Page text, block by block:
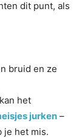
dit punt, als
bruid en ze
het
jurken –
je het mis.